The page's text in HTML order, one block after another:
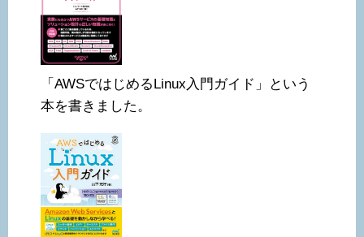
「AWSではじめるLinux入門ガイド」という
本を書きました。